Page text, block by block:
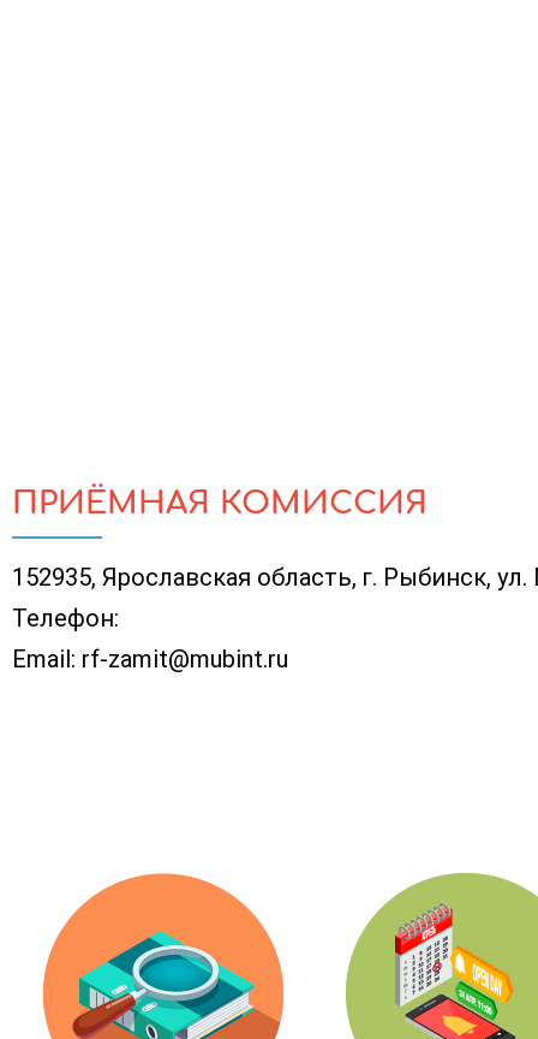
ПРИЁМНАЯ КОМИССИЯ
152935, Ярославская область, г. Рыбинск,
Телефон:
Email: rf-zamit@mubint.ru